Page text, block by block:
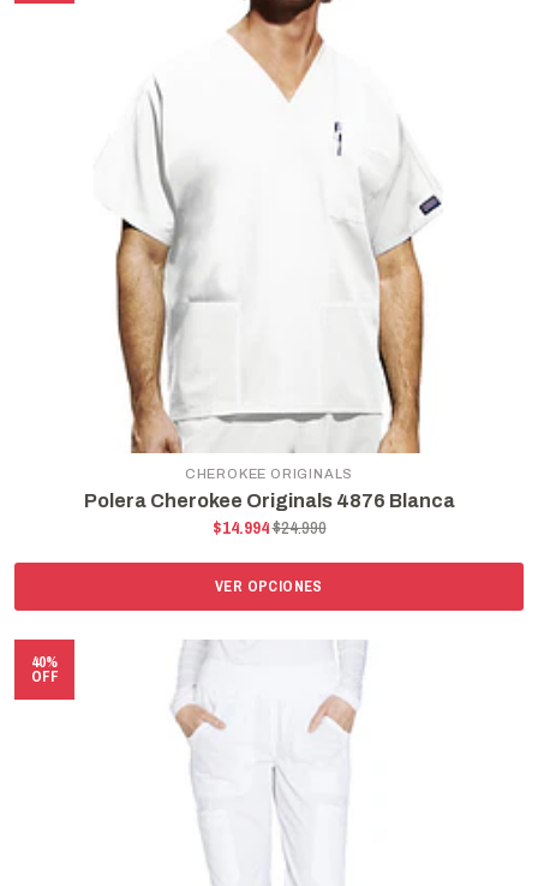
CHEROKEE ORIGINALS
Polera Cherokee Originals 4876 Blanca
$14.994$24.990
VER OPCIONES
40%
OFF